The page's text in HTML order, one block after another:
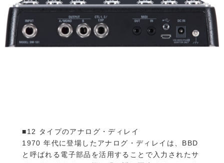
■12 タイプのアナログ・ディレイ
1970 年代に登場したアナログ・ディレイは、BBD
と呼ばれる電子部品を活用することで入力されたサ